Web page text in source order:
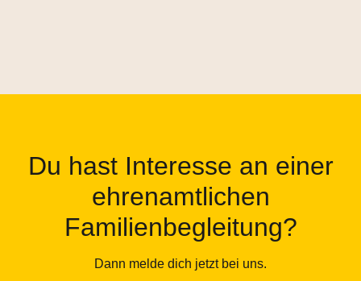
Du hast Interesse an einer
ehrenamtlichen
Familienbegleitung?
Dann melde dich jetzt bei uns.